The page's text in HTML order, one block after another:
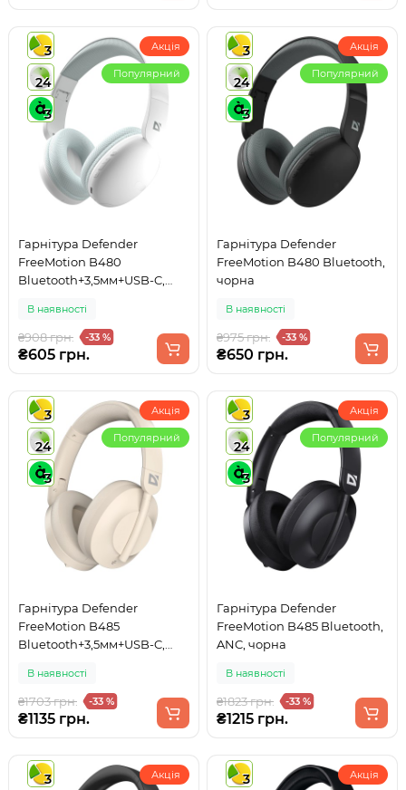
3
24
3
Акція
Популярний
Гарнітура Defender
FreeMotion B480
Bluetooth+3,5мм+USB-C,
В наявності
₴908 грн. -33 %
₴605 грн.
3
24
3
Акція
Популярний
Гарнітура Defender
FreeMotion B480 Bluetooth,
чорна
В наявності
₴975 грн. -33 %
₴650 грн.
3
24
3
Акція
Популярний
Гарнітура Defender
FreeMotion B485
Bluetooth+3,5мм+USB-C,
В наявності
₴1703 грн. -33 %
₴1135 грн.
3
24
3
Акція
Популярний
Гарнітура Defender
FreeMotion B485 Bluetooth,
ANC, чорна
В наявності
₴1823 грн. -33 %
₴1215 грн.
3
Акція
3
Акція